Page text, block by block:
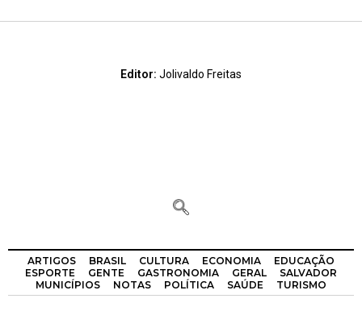
Editor: Jolivaldo Freitas
ARTIGOS BRASIL CULTURA ECONOMIA
EDUCAÇÃO
ESPORTE
GENTE GASTRONOMIA GERAL
SALVADOR
MUNICÍPIOS
NOTAS POLÍTICA SAÚDE TURISMO